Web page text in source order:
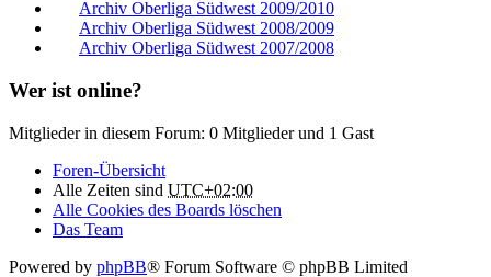
Archiv Oberliga Südwest 2009/2010
Archiv Oberliga Südwest 2008/2009
Archiv Oberliga Südwest 2007/2008
Wer ist online?
Mitglieder in diesem Forum: 0 Mitglieder und 1 Gast
Foren-Übersicht
Alle Zeiten sind UTC+02:00
Alle Cookies des Boards löschen
Das Team
Powered by phpBB® Forum Software © phpBB Limited